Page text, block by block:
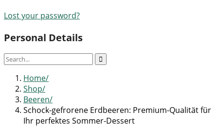
Lost your password?
Personal Details
Home
Shop
Beeren
Schock-gefrorene Erdbeeren: Premium-Qualität für
Ihr perfektes Sommer-Dessert